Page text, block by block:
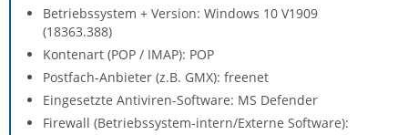
Betriebssystem + Version: Windows 10 V1909
(18363.388)
Kontenart (POP / IMAP): POP
Postfach-Anbieter (z.B. GMX): freenet
Eingesetzte Antiviren-Software: MS Defender
Firewall (Betriebssystem-intern/Externe Software):